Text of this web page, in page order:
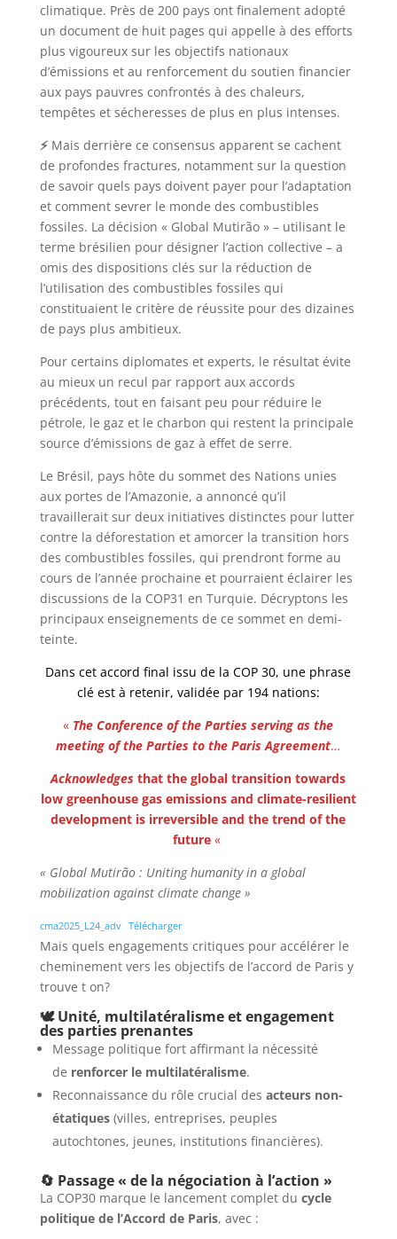
climatique. Près de 200 pays ont finalement adopté
un document de huit pages qui appelle à des efforts
plus vigoureux sur les objectifs nationaux
d’émissions et au renforcement du soutien financier
aux pays pauvres confrontés à des chaleurs,
tempêtes et sécheresses de plus en plus intenses.
⚡Mais derrière ce consensus apparent se cachent
de profondes fractures, notamment sur la question
de savoir quels pays doivent payer pour l’adaptation
et comment sevrer le monde des combustibles
fossiles. La décision « Global Mutirão » – utilisant le
terme brésilien pour désigner l’action collective – a
omis des dispositions clés sur la réduction de
l’utilisation des combustibles fossiles qui
constituaient le critère de réussite pour des dizaines
de pays plus ambitieux.
Pour certains diplomates et experts, le résultat évite
au mieux un recul par rapport aux accords
précédents, tout en faisant peu pour réduire le
pétrole, le gaz et le charbon qui restent la principale
source d’émissions de gaz à effet de serre.
Le Brésil, pays hôte du sommet des Nations unies
aux portes de l’Amazonie, a annoncé qu’il
travaillerait sur deux initiatives distinctes pour lutter
contre la déforestation et amorcer la transition hors
des combustibles fossiles, qui prendront forme au
cours de l’année prochaine et pourraient éclairer les
discussions de la COP31 en Turquie. Décryptons les
principaux enseignements de ce sommet en demi-
teinte.
Dans cet accord final issu de la COP 30, une phrase
clé est à retenir, validée par 194 nations:
« The Conference of the Parties serving as the
meeting of the Parties to the Paris Agreement…
Acknowledges that the global transition towards
low greenhouse gas emissions and climate-resilient
development is irreversible and the trend of the
future«
« Global Mutirão : Uniting humanity in a global
mobilization against climate change »
cma2025_L24_adv Télécharger
Mais quels engagements critiques pour accélérer le
cheminement vers les objectifs de l’accord de Paris y
trouve t on?
🕊️ Unité, multilatéralisme et engagement
des parties prenantes
Message politique fort affirmant la nécessité
de renforcer le multilatéralisme.
Reconnaissance du rôle crucial des acteurs non-
étatiques(villes, entreprises, peuples
autochtones, jeunes, institutions financières).
🔄 Passage « de la négociation à l’action »
La COP30 marque le lancement complet du cycle
politique de l’Accord de Paris, avec :